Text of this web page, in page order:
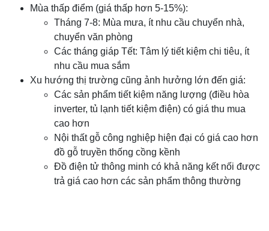
Mùa thấp điểm (giá thấp hơn 5-15%):
Tháng 7-8: Mùa mưa, ít nhu cầu chuyển nhà,
chuyển văn phòng
Các tháng giáp Tết: Tâm lý tiết kiệm chi tiêu, ít
nhu cầu mua sắm
Xu hướng thị trường cũng ảnh hưởng lớn đến giá:
Các sản phẩm tiết kiệm năng lượng (điều hòa
inverter, tủ lạnh tiết kiệm điện) có giá thu mua
cao hơn
Nội thất gỗ công nghiệp hiện đại có giá cao hơn
đồ gỗ truyền thống cồng kềnh
Đồ điện tử thông minh có khả năng kết nối được
trả giá cao hơn các sản phẩm thông thường